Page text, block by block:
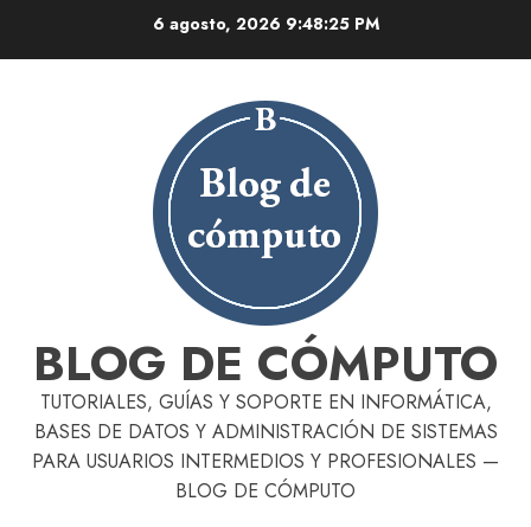
6 agosto, 2026 9:48:26 PM
BLOG DE CÓMPUTO
TUTORIALES, GUÍAS Y SOPORTE EN INFORMÁTICA,
BASES DE DATOS Y ADMINISTRACIÓN DE SISTEMAS
PARA USUARIOS INTERMEDIOS Y PROFESIONALES —
BLOG DE CÓMPUTO